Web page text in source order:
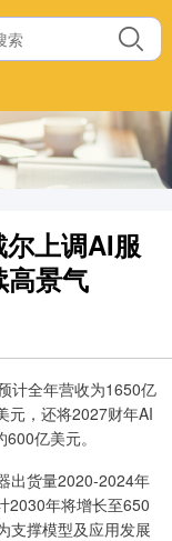
上调AI服
高景气
全年营收为1650亿
元，还将2027财年AI
亿美元。
货量2020-2024年
2030年将增长至650
支撑模型及应用发展